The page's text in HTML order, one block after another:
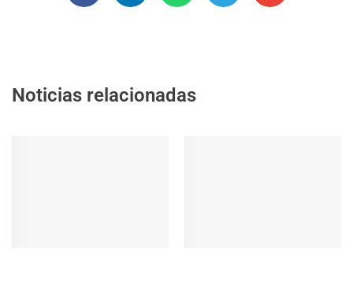
Noticias relacionadas